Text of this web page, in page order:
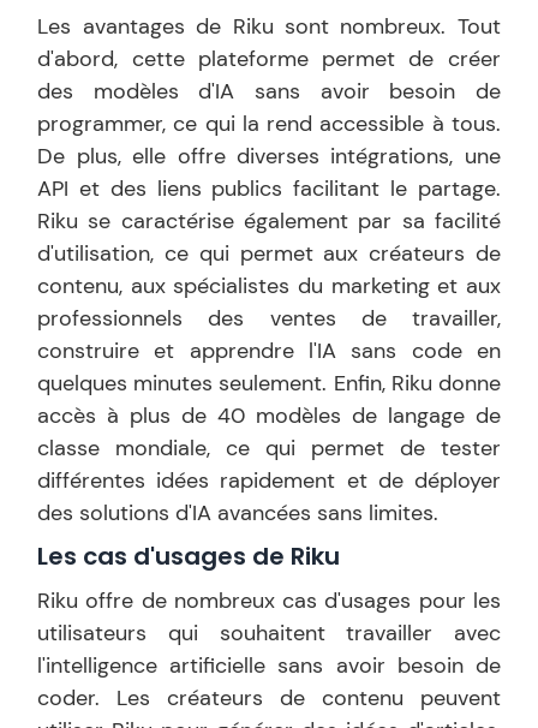
Les avantages de Riku sont nombreux. Tout
d'abord, cette plateforme permet de créer
des modèles d'IA sans avoir besoin de
programmer, ce qui la rend accessible à tous.
De plus, elle offre diverses intégrations, une
API et des liens publics facilitant le partage.
Riku se caractérise également par sa facilité
d'utilisation, ce qui permet aux créateurs de
contenu, aux spécialistes du marketing et aux
professionnels des ventes de travailler,
construire et apprendre l'IA sans code en
quelques minutes seulement. Enfin, Riku donne
accès à plus de 40 modèles de langage de
classe mondiale, ce qui permet de tester
différentes idées rapidement et de déployer
des solutions d'IA avancées sans limites.
Les cas d'usages de Riku
Riku offre de nombreux cas d'usages pour les
utilisateurs qui souhaitent travailler avec
l'intelligence artificielle sans avoir besoin de
coder. Les créateurs de contenu peuvent